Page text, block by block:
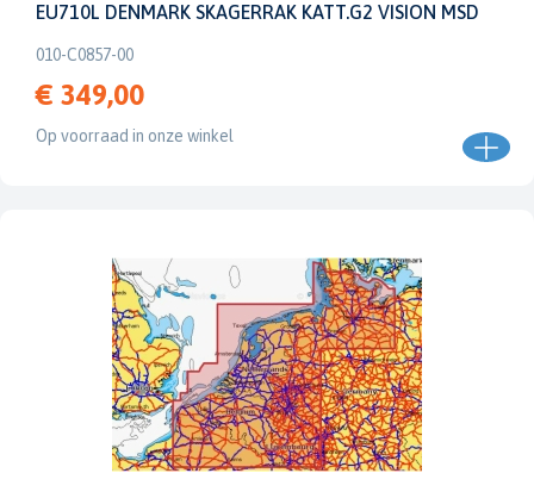
EU710L DENMARK SKAGERRAK KATT.G2 VISION MSD
010-C0857-00
€ 349,00
Op voorraad in onze winkel